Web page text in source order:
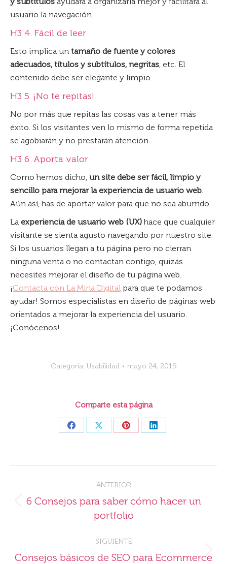
usuario la navegación.
H3 4. Fácil de leer
Esto implica un tamaño de fuente y colores
adecuados, títulos y subtítulos, negritas, etc. El
contenido debe ser elegante y limpio.
H3 5. ¡No te repitas!
No por más que repitas las cosas vas a tener más
éxito. Si los visitantes ven lo mismo de forma repetida
se agobiarán y no prestarán atención.
H3 6. Aporta valor
Como hemos dicho, un site debe ser fácil, limpio y
sencillo para mejorar la experiencia de usuario web.
Aún así, has de aportar valor para que no sea aburrido.
La experiencia de usuario web (UX)hace que cualquier
visitante se sienta agusto navegando por nuestro site.
Si los usuarios llegan a tu página pero no cierran
ninguna venta o no contactan contigo, quizás
necesites mejorar el diseño de tu página web.
¡Contacta con La Mina Digital para que te podamos
ayudar! Somos especialistas en diseño de páginas web
orientados a mejorar la experiencia del usuario.
¡Conócenos!
Categoría: Usabilidad mayo 24, 2019
Comparte esta página
Share
Share
Share
Share
Navegación
entre
publicaciones
ANTERIOR
Publicación
anterior:
6 Consejos para saber cómo hacer un
portfolio
SIGUIENTE
Publicación
Consejos básicos de SEO para Ecommerce